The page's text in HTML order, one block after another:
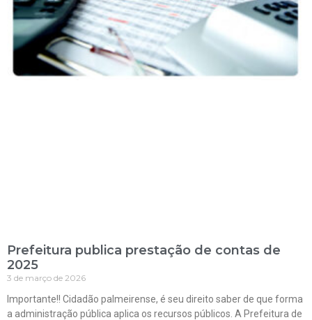
Prefeitura publica prestação de contas de
2025
3 de março de 2026
Importante!! Cidadão palmeirense, é seu direito saber de que forma
a administração pública aplica os recursos públicos. A Prefeitura de